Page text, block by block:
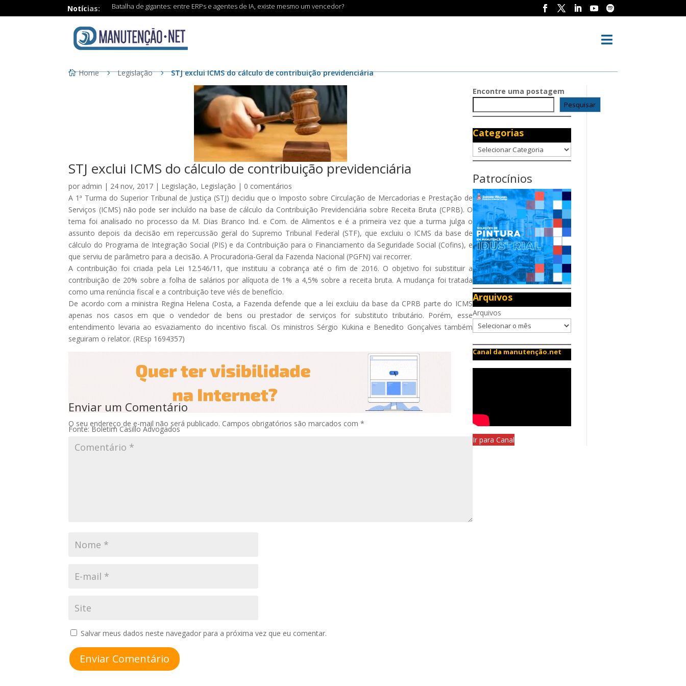
Notícias: Batalha de gigantes: entre ERPs e agentes de IA, existe mesmo um vencedor?

Home Legislação STJ exclui ICMS do cálculo de contribuição previdenciária
STJ exclui ICMS do cálculo de contribuição previdenciária
por admin | 24 nov, 2017 | Legislação, Legislação | 0 comentários
A 1ª Turma do Superior Tribunal de Justiça (STJ) decidiu que o Imposto sobre Circulação de Mercadorias e Prestação de
Serviços (ICMS) não pode ser incluído na base de cálculo da Contribuição Previdenciária sobre Receita Bruta (CPRB). O
tema foi analisado no processo da M. Dias Branco Ind. e Com. de Alimentos e é a primeira vez que a turma julga o
assunto depois da decisão em repercussão geral do Supremo Tribunal Federal (STF), que excluiu o ICMS da base de
cálculo do Programa de Integração Social (PIS) e da Contribuição para o Financiamento da Seguridade Social (Cofins), e
que serviu de parâmetro para a decisão. A Procuradoria-Geral da Fazenda Nacional (PGFN) vai recorrer.
A contribuição foi criada pela Lei 12.546/11, que instituiu a cobrança até o fim de 2016. O objetivo foi substituir a
contribuição de 20% sobre a folha de salários por alíquota de 1% a 4,5% sobre a receita bruta. A mudança foi tratada
como uma renúncia fiscal e a contribuição teve viés de benefício.
De acordo com a ministra Regina Helena Costa, a Fazenda defende que a lei excluiu da base da CPRB parte do ICMS
apenas nos casos em que o vendedor de bens ou prestador de serviços for substituto tributário. Porém, esse
entendimento levaria ao esvaziamento do incentivo fiscal. Os ministros Sérgio Kukina e Benedito Gonçalves também
seguiram o relator. (REsp 1694357)
Fonte: Boletim Casillo Advogados
Enviar um Comentário
O seu endereço de e-mail não será publicado. Campos obrigatórios são marcados com*
Salvar meus dados neste navegador para a próxima vez que eu comentar.
Enviar Comentário
Encontre uma postagem
Pesquisar
Categorias
Categorias
Patrocínios
Arquivos
Arquivos
Canal da manutenção.net
Ir para Canal